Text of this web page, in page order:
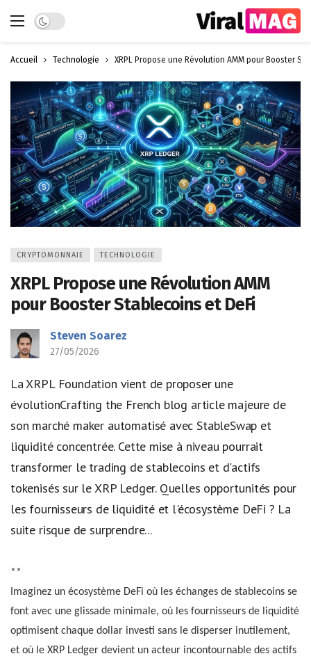
Dark mode
Accueil Technologie XRPL Propose une Révolution AMM pour Booster
CRYPTOMONNAIE TECHNOLOGIE
XRPL Propose une Révolution AMM
pour Booster Stablecoins et DeFi
Steven Soarez
27/05/2026
La XRPL Foundation vient de proposer une
évolutionCrafting the French blog article majeure de
son marché maker automatisé avec StableSwap et
liquidité concentrée. Cette mise à niveau pourrait
transformer le trading de stablecoins et d'actifs
tokenisés sur le XRP Ledger. Quelles opportunités pour
les fournisseurs de liquidité et l'écosystème DeFi ? La
suite risque de surprendre...
**
Imaginez un écosystème DeFi où les échanges de stablecoins se
font avec une glissade minimale, où les fournisseurs de liquidité
optimisent chaque dollar investi sans le disperser inutilement,
et où le XRP Ledger devient un acteur incontournable des actifs